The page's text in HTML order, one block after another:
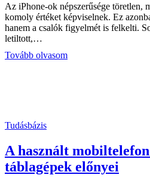
Az iPhone-ok népszerűsége töretlen,
komoly értéket képviselnek. Ez
hanem a csalók figyelmét is felkelti.
letiltott,…
Tovább olvasomHogyan
tiltva
vagy
nem?
Tudásbázis
A használt
táblagépek előnyei